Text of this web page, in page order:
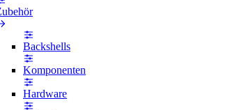
Backshells
Komponenten
Hardware